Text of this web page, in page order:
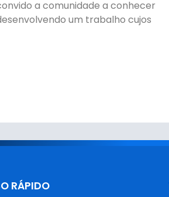
a comunidade a conhecer
um trabalho cujos
RÁPIDO